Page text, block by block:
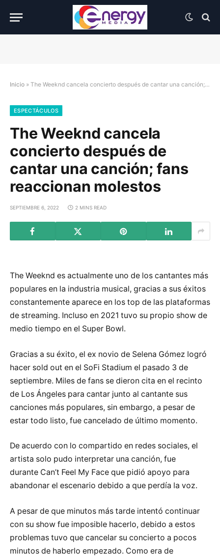
Inicio » The Weeknd cancela concierto después de cantar una canción; fans reaccionan molestos
ESPECTÁCULOS
The Weeknd cancela
concierto después de
cantar una canción; fans
reaccionan molestos
SEPTIEMBRE 6, 2022 2 MINS READ
The Weeknd es actualmente uno de los cantantes más
populares en la industria musical, gracias a sus éxitos
constantemente aparece en los top de las plataformas
de streaming. Incluso en 2021 tuvo su propio show de
medio tiempo en el Super Bowl.
Gracias a su éxito, el ex novio de Selena Gómez logró
hacer sold out en el SoFi Stadium el pasado 3 de
septiembre. Miles de fans se dieron cita en el recinto
de Los Ángeles para cantar junto al cantante sus
canciones más populares, sin embargo, a pesar de
estar todo listo, fue cancelado de último momento.
De acuerdo con lo compartido en redes sociales, el
artista solo pudo interpretar una canción, fue
durante Can’t Feel My Face que pidió apoyo para
abandonar el escenario debido a que perdía la voz.
A pesar de que minutos más tarde intentó continuar
con su show fue imposible hacerlo, debido a estos
problemas tuvo que cancelar su concierto a pocos
minutos de haberlo empezado. Como era de